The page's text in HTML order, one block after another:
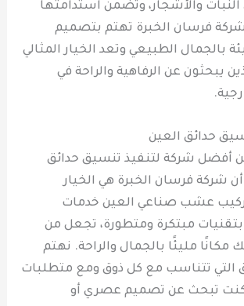
والأشجار، وتضمن استدامتها
فرسان الخبرة تهتم بتصميم
بالجمال الطبيعي وتعد الخيار المثالي
يبحثون عن الرفاهية والراحة في
حدائق العين
أفضل شركة لتنفيذ تنسيق حدائق
شركة فرسان الخبرة هي الخيار
عشب صناعي العين خدمات
مبتكرة ومتطورة، تجعل من
مكانًا مليئًا بالجمال والراحة. نهتم
التي تتناسب مع كل ذوق ومع متطلبات
كنت تبحث عن تصميم عصري أو